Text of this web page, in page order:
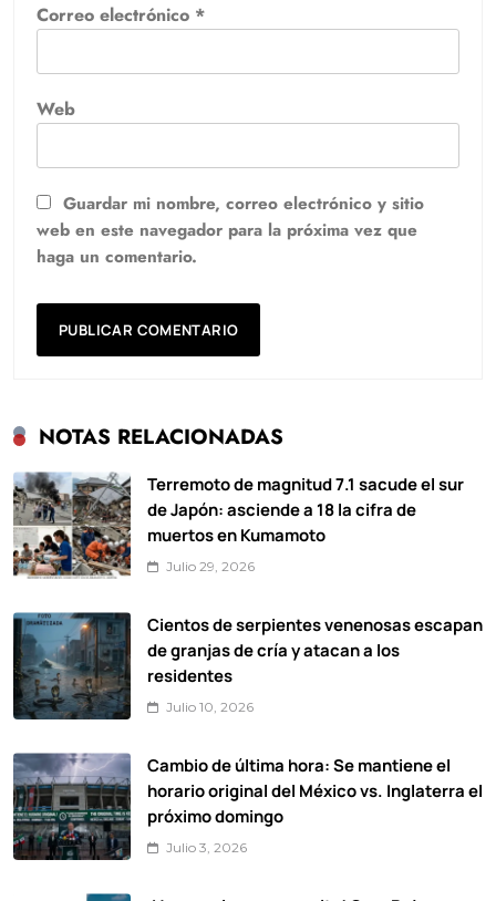
Correo electrónico *
Web
Guardar mi nombre, correo electrónico y sitio
web en este navegador para la próxima vez que
haga un comentario.
NOTAS RELACIONADAS
Terremoto de magnitud 7.1 sacude el sur
de Japón: asciende a 18 la cifra de
muertos en Kumamoto
Julio 29, 2026
Cientos de serpientes venenosas escapan
de granjas de cría y atacan a los
residentes
Julio 10, 2026
Cambio de última hora: Se mantiene el
horario original del México vs. Inglaterra el
próximo domingo
Julio 3, 2026